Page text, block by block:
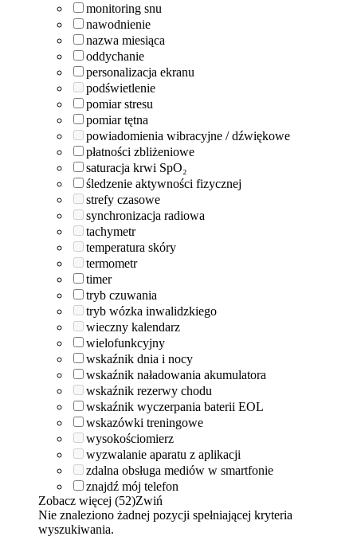
monitoring snu
nawodnienie
nazwa miesiąca
oddychanie
personalizacja ekranu
podświetlenie
pomiar stresu
pomiar tętna
powiadomienia wibracyjne / dźwiękowe
płatności zbliżeniowe
saturacja krwi SpO₂
śledzenie aktywności fizycznej
strefy czasowe
synchronizacja radiowa
tachymetr
temperatura skóry
termometr
timer
tryb czuwania
tryb wózka inwalidzkiego
wieczny kalendarz
wielofunkcyjny
wskaźnik dnia i nocy
wskaźnik naładowania akumulatora
wskaźnik rezerwy chodu
wskaźnik wyczerpania baterii EOL
wskazówki treningowe
wysokościomierz
wyzwalanie aparatu z aplikacji
zdalna obsługa mediów w smartfonie
znajdź mój telefon
Zobacz więcej (52)Zwiń
Nie znaleziono żadnej pozycji spełniającej kryteria
wyszukiwania.